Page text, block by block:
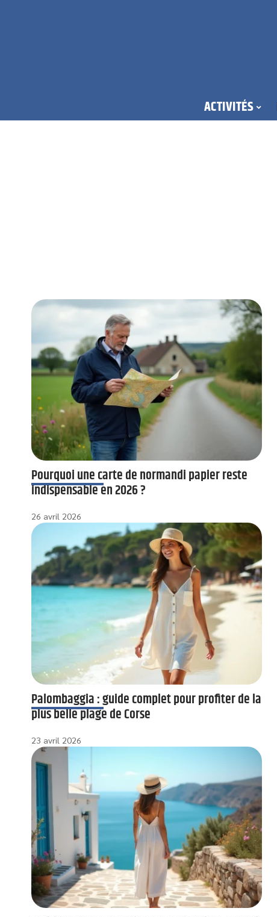
ACTIVITÉS
Pourquoi une carte de normandi papier reste
indispensable en 2026 ?
26 avril 2026
Palombaggia : guide complet pour profiter de la
plus belle plage de Corse
23 avril 2026